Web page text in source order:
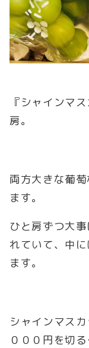
『シャインマ
房。
両方大きな葡
ます。
ひと房ずつ大
れていて、中
ます。
シャインマス
０００円を切る